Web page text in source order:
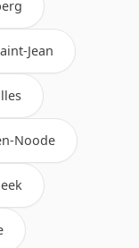
Jean
Noode